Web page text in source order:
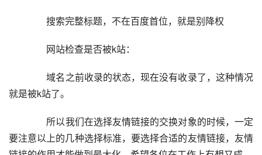
  	  搜索完整标题，不在百度首位，就是别降权
  	  网站检查是否被k站：
就是被k站了。
要注意以上的几种选择标准，要选择合适的友情链接，友情